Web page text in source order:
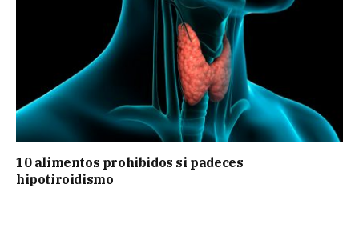
10 alimentos prohibidos si padeces
hipotiroidismo